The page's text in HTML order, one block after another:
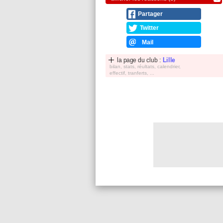
Partager
Twitter
Mail
la page du club : Lille
bilan, stats, réultats, calendrier,
effectif, tranferts, ...